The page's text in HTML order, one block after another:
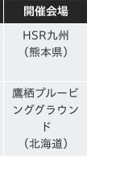
開催会場
HSR九州
（熊本県）
鷹栖プルービ
ンググラウン
ド
（北海道）